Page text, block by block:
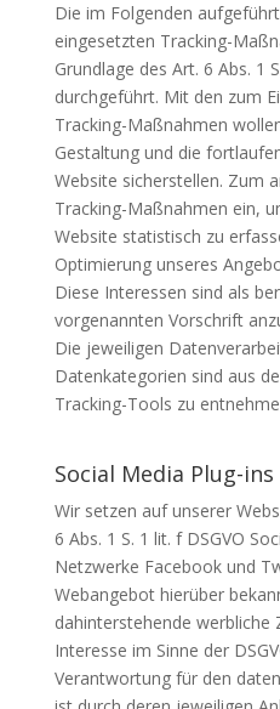
Die im Folgenden
eingesetzten Tracking-
Grundlage des Art. 6 Abs. 1
durchgeführt. Mit den zum
Tracking-Maßnahmen
Gestaltung und die
Website sicherstellen. Zum
Tracking-Maßnahmen ein,
Website statistisch zu
Optimierung unseres
Diese Interessen sind als
vorgenannten Vorschrift
Die jeweiligen
Datenkategorien sind aus
Tracking-Tools zu
Social Media Plug-ins
Wir setzen auf unserer
6 Abs. 1 S. 1 lit. f DSGVO
Netzwerke Facebook und
Webangebot hierüber
dahinterstehende werbliche
Interesse im Sinne der
Verantwortung für den